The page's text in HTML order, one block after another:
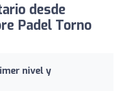
desde
Padel Torno
nivel y